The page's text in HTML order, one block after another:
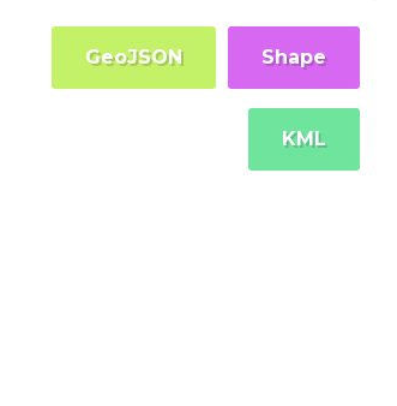
Shape
GeoJSON
KML